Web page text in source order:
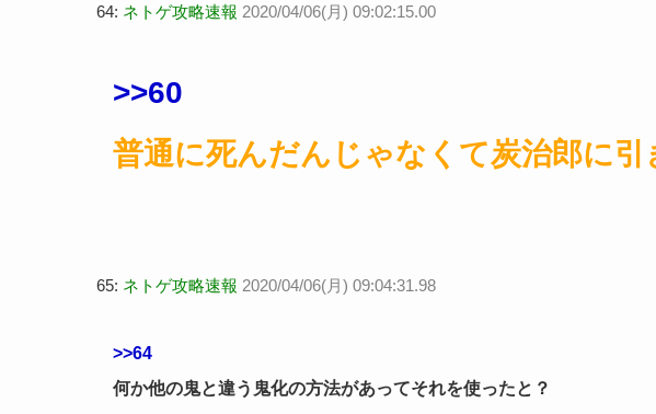
64: ネトゲ攻略速報 2020/04/06(月) 09:02:15.00
>>60
普通に死んだんじゃなくて炭治郎に引
65: ネトゲ攻略速報 2020/04/06(月) 09:04:31.98
>>64
何か他の鬼と違う鬼化の方法があってそれを使ったと？